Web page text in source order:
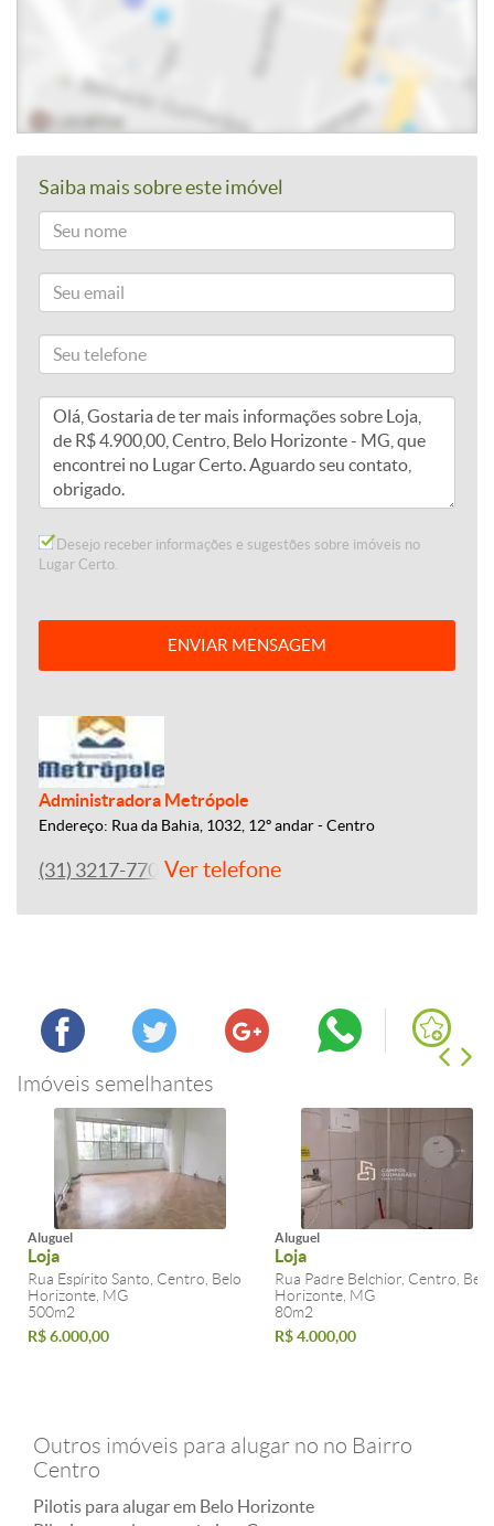
Saiba mais sobre este imóvel
Desejo receber informações e sugestões sobre imóveis no
Lugar Certo.
ENVIAR MENSAGEM
Administradora Metrópole
Endereço: Rua da Bahia, 1032, 12º andar - Centro
(31) 3217-7700Ver telefone
Imóveis semelhantes
Aluguel
Loja
Rua Espírito Santo, Centro, Belo
Horizonte, MG
500m2
R$ 6.000,00
Aluguel
Loja
Rua Padre Belchior, Centro, Belo
Horizonte, MG
80m2
R$ 4.000,00
Outros imóveis para alugar no no Bairro
Centro
Pilotis para alugar em Belo Horizonte